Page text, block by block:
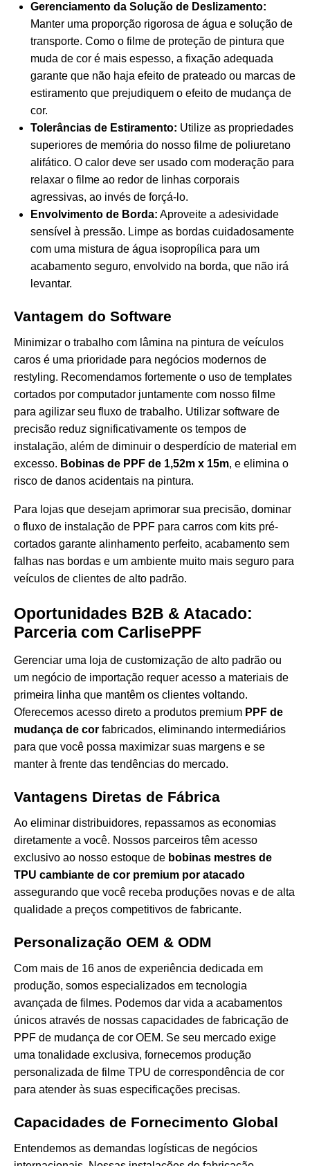
Gerenciamento da Solução de Deslizamento:
Manter uma proporção rigorosa de água e solução de
transporte. Como o filme de proteção de pintura que
muda de cor é mais espesso, a fixação adequada
garante que não haja efeito de prateado ou marcas de
estiramento que prejudiquem o efeito de mudança de
cor.
Tolerâncias de Estiramento: Utilize as propriedades
superiores de memória do nosso filme de poliuretano
alifático. O calor deve ser usado com moderação para
relaxar o filme ao redor de linhas corporais
agressivas, ao invés de forçá-lo.
Envolvimento de Borda: Aproveite a adesividade
sensível à pressão. Limpe as bordas cuidadosamente
com uma mistura de água isopropílica para um
acabamento seguro, envolvido na borda, que não irá
levantar.
Vantagem do Software
Minimizar o trabalho com lâmina na pintura de veículos
caros é uma prioridade para negócios modernos de
restyling. Recomendamos fortemente o uso de templates
cortados por computador juntamente com nosso filme
para agilizar seu fluxo de trabalho. Utilizar software de
precisão reduz significativamente os tempos de
instalação, além de diminuir o desperdício de material em
excesso. Bobinas de PPF de 1,52m x 15m, e elimina o
risco de danos acidentais na pintura.
Para lojas que desejam aprimorar sua precisão, dominar
o fluxo de instalação de PPF para carros com kits pré-
cortados garante alinhamento perfeito, acabamento sem
falhas nas bordas e um ambiente muito mais seguro para
veículos de clientes de alto padrão.
Oportunidades B2B & Atacado:
Parceria com CarlisePPF
Gerenciar uma loja de customização de alto padrão ou
um negócio de importação requer acesso a materiais de
primeira linha que mantêm os clientes voltando.
Oferecemos acesso direto a produtos premium PPF de
mudança de cor fabricados, eliminando intermediários
para que você possa maximizar suas margens e se
manter à frente das tendências do mercado.
Vantagens Diretas de Fábrica
Ao eliminar distribuidores, repassamos as economias
diretamente a você. Nossos parceiros têm acesso
exclusivo ao nosso estoque de bobinas mestres de
TPU cambiante de cor premium por atacado
assegurando que você receba produções novas e de alta
qualidade a preços competitivos de fabricante.
Personalização OEM & ODM
Com mais de 16 anos de experiência dedicada em
produção, somos especializados em tecnologia
avançada de filmes. Podemos dar vida a acabamentos
únicos através de nossas capacidades de fabricação de
PPF de mudança de cor OEM. Se seu mercado exige
uma tonalidade exclusiva, fornecemos produção
personalizada de filme TPU de correspondência de cor
para atender às suas especificações precisas.
Capacidades de Fornecimento Global
Entendemos as demandas logísticas de negócios